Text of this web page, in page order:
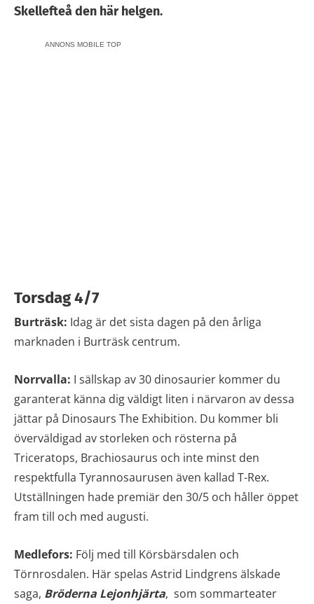
Skellefteå den här helgen.
ANNONS MOBILE TOP
Torsdag 4/7
Burträsk: Idag är det sista dagen på den årliga
marknaden i Burträsk centrum.
Norrvalla: I sällskap av 30 dinosaurier kommer du
garanterat känna dig väldigt liten i närvaron av dessa
jättar på Dinosaurs The Exhibition. Du kommer bli
överväldigad av storleken och rösterna på
Triceratops, Brachiosaurus och inte minst den
respektfulla Tyrannosaurusen även kallad T-Rex.
Utställningen hade premiär den 30/5 och håller öppet
fram till och med augusti.
Medlefors: Följ med till Körsbärsdalen och
Törnrosdalen. Här spelas Astrid Lindgrens älskade
saga, Bröderna Lejonhjärta, som sommarteater